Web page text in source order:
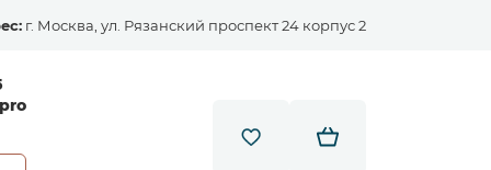
г. Москва, ул. Рязанский проспект 24 корпус 2